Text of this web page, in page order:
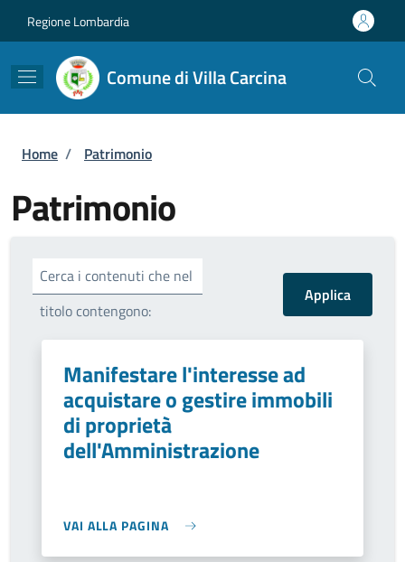
Regione Lombardia
Comune di Villa Carcina
Briciole di pane
Home / Patrimonio
Patrimonio
Cerca i contenuti che nel
titolo contengono:
Manifestare l'interesse ad
acquistare o gestire immobili
di proprietà
dell'Amministrazione
VAI ALLA PAGINA